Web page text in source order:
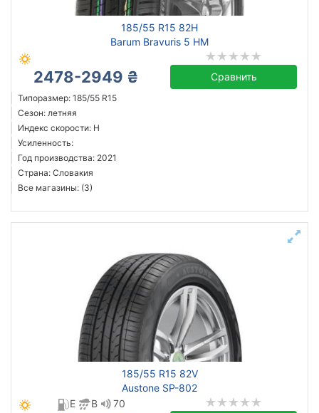
185/55 R15 82H
Barum Bravuris 5 HM
2478-2949 ₴ Сравнить
Типоразмер: 185/55 R15
Сезон: летняя
Индекс скорости: H
Усиленность:
Год производства: 2021
Страна: Словакия
Все магазины: (3)
185/55 R15 82V
Austone SP-802
E
B 70